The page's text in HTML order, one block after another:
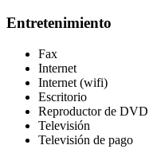
Entretenimiento
Fax
Internet
Internet (wifi)
Escritorio
Reproductor de DVD
Televisión
Televisión de pago